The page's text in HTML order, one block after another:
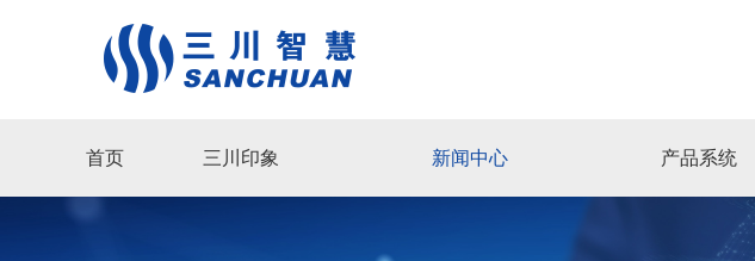
首页 三川印象 新闻中心 产品系统